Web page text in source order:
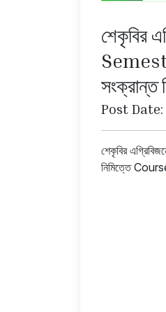
শেকৃবির
সংক্রান্ত
Post Date:
শেকৃবির
নিমিত্তে